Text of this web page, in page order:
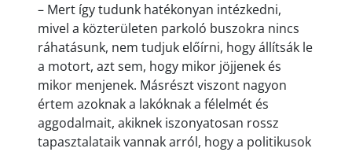
– Mert így tudunk hatékonyan intézkedni,
mivel a közterületen parkoló buszokra nincs
ráhatásunk, nem tudjuk előírni, hogy állítsák le
a motort, azt sem, hogy mikor jöjjenek és
mikor menjenek. Másrészt viszont nagyon
értem azoknak a lakóknak a félelmét és
aggodalmait, akiknek iszonyatosan rossz
tapasztalataik vannak arról, hogy a politikusok